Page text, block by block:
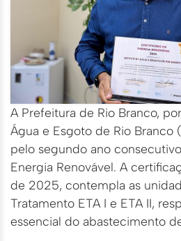
A Prefeitura de Rio Branco,
Água e Esgoto de Rio Branco
pelo segundo ano
Energia Renovável. A
de 2025, contempla as
Tratamento ETA I e ETA II,
essencial do abastecimento